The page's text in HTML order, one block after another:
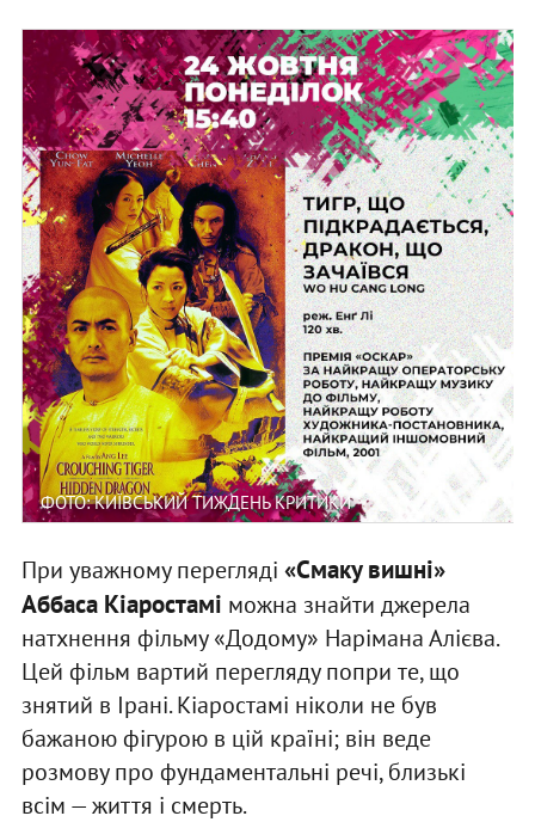
ФОТО: КИЇВСЬКИЙ ТИЖДЕНЬ КРИТИКИ
При уважному перегляді «Смаку вишні»
Аббаса Кіаростамі можна знайти джерела
натхнення фільму «Додому» Нарімана Алієва.
Цей фільм вартий перегляду попри те, що
знятий в Ірані. Кіаростамі ніколи не був
бажаною фігурою в цій країні; він веде
розмову про фундаментальні речі, близькі
всім — життя і смерть.